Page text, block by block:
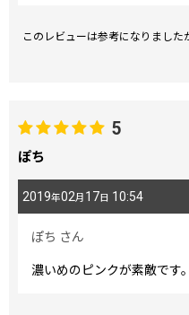
このレビューは参考になりました
5
ぽち
2019年02月 17 日 10:54
ぽち さん
濃いめのピンクが素敵です。